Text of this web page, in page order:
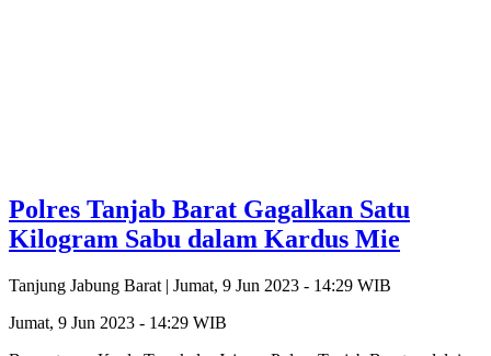
Polres Tanjab Barat Gagalkan Satu
Kilogram Sabu dalam Kardus Mie
Tanjung Jabung Barat | Jumat, 9 Jun 2023 - 14:29 WIB
Jumat, 9 Jun 2023 - 14:29 WIB